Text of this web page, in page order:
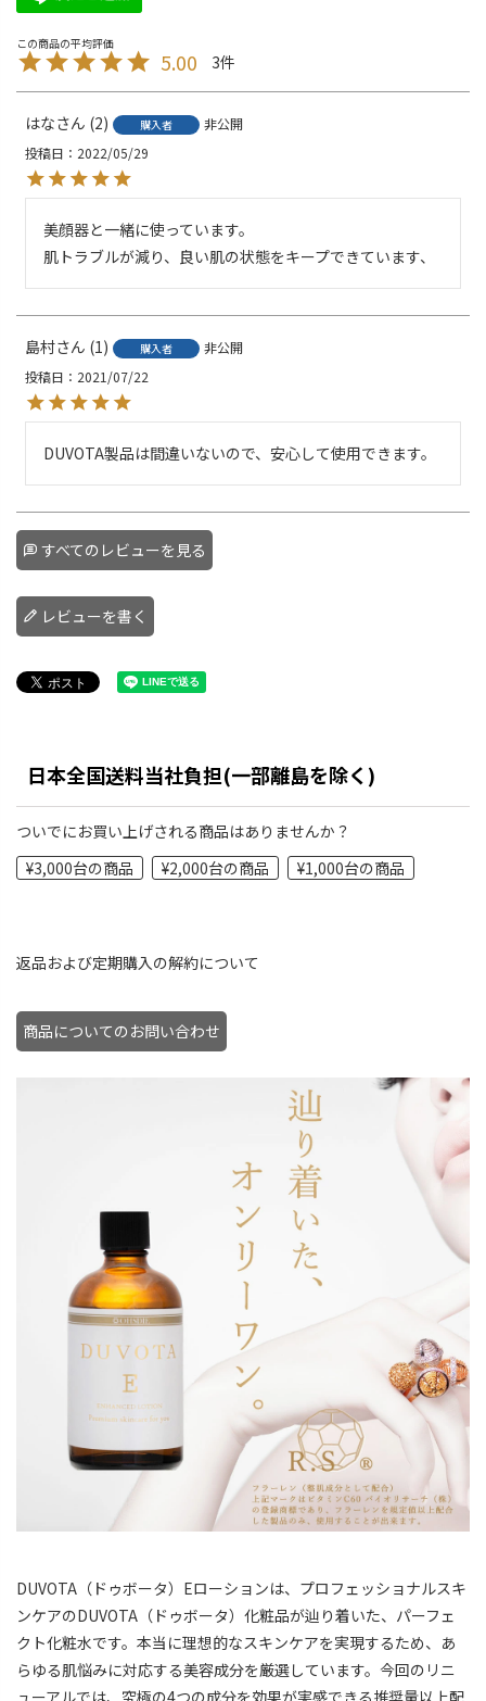
5.00 3
はな 2 購入者
非公開
投稿日
2022/05/29
美顔器と一緒に使っています。
肌トラブルが減り、良い肌の状態をキープできています、
島村 1 購入者
非公開
投稿日
2021/07/22
DUVOTA製品は間違いないので、安心して使用できます。
すべてのレビューを見る
レビューを書く
日本全国送料当社負担(一部離島を除く)
ついでにお買い上げされる商品はありませんか？
¥3,000台の商品
¥2,000台の商品 ¥1,000台の商品
返品および定期購入の解約について
商品についてのお問い合わせ
DUVOTA（ドゥボータ）Eローションは、プロフェッショナルスキ
ンケアのDUVOTA（ドゥボータ）化粧品が辿り着いた、パーフェ
クト化粧水です。本当に理想的なスキンケアを実現するため、あ
らゆる肌悩みに対応する美容成分を厳選しています。今回のリニ
ューアルでは、究極の4つの成分を効果が実感できる推奨量以上配